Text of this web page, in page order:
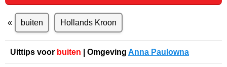
buiten Hollands Kroon
Uittips voor buiten | Omgeving Anna Paulowna